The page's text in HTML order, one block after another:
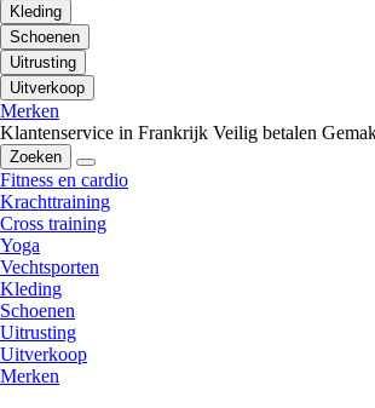
Kleding
Schoenen
Uitrusting
Uitverkoop
Merken
Klantenservice in Frankrijk Veilig betalen
Zoeken
Fitness en cardio
Krachttraining
Cross training
Yoga
Vechtsporten
Kleding
Schoenen
Uitrusting
Uitverkoop
Merken